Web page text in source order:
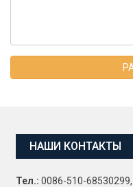
НАШИ КОНТАКТЫ
Тел.: 0086-510-